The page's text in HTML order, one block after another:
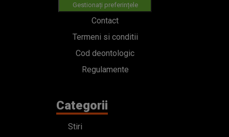
Gestionați preferințele
Contact
Termeni si conditii
Cod deontologic
Regulamente
Categorii
Stiri